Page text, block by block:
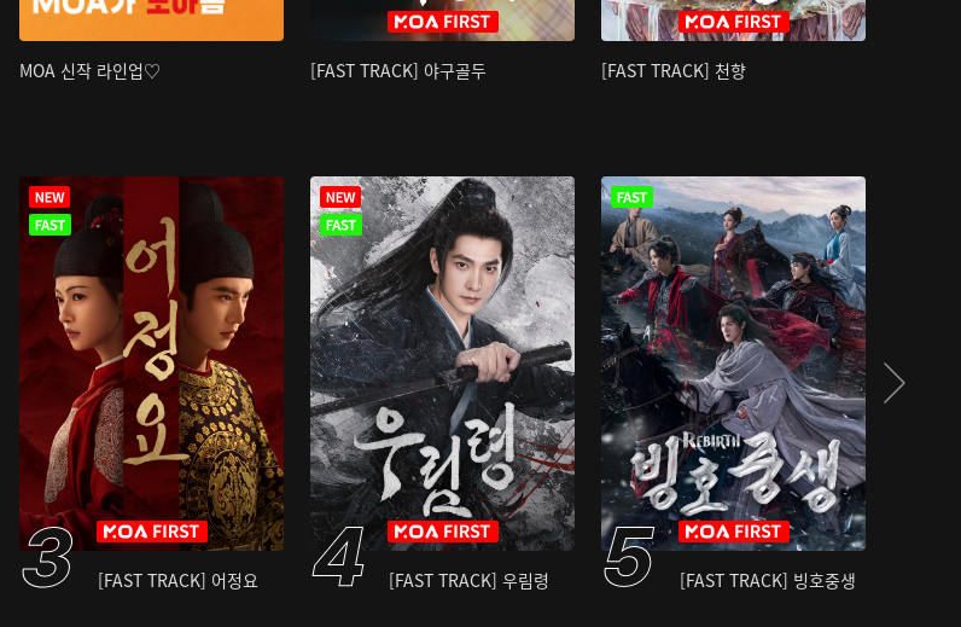
MOA 신작 라인업♡ [FAST TRACK] 야구골두 [FAST TRACK] 천향
[FAST TRACK] 어정요 [FAST TRACK] 우림령 [FAST TRACK] 빙호중생